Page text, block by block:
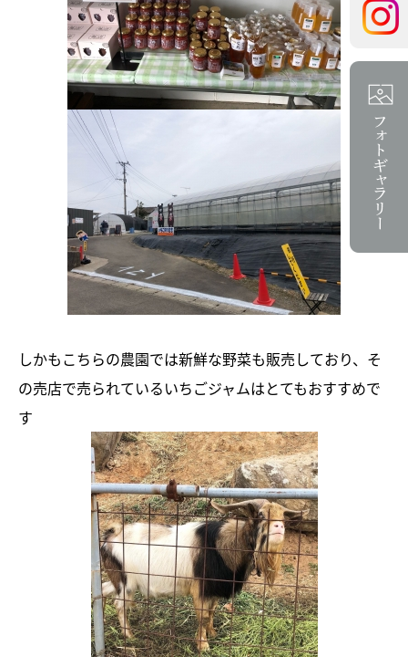
しかもこちらの農園では新鮮な野菜も販売しており、そ
の売店で売られているいちごジャムはとてもおすすめで
す